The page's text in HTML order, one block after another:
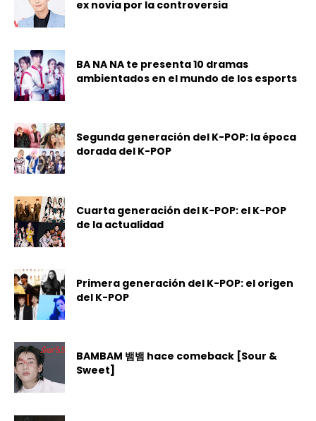
ex novia por la controversia
BA NA NA te presenta 10 dramas
ambientados en el mundo de los esports
Segunda generación del K-POP: la época
dorada del K-POP
Cuarta generación del K-POP: el K-POP
de la actualidad
Primera generación del K-POP: el origen
del K-POP
BAMBAM 뱀뱀 hace comeback [Sour &
Sweet]